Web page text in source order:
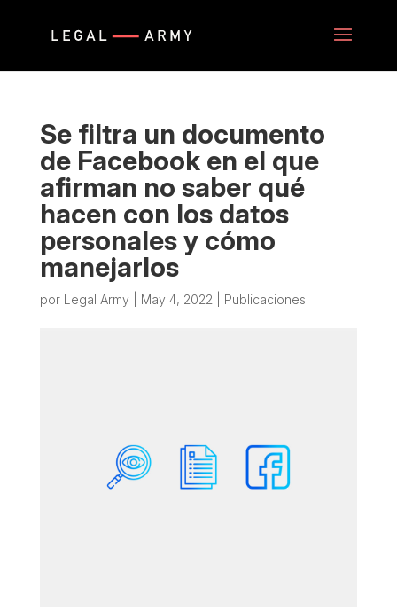
Se filtra un documento
de Facebook en el que
afirman no saber qué
hacen con los datos
personales y cómo
manejarlos
por Legal Army May 4, 2022 Publicaciones